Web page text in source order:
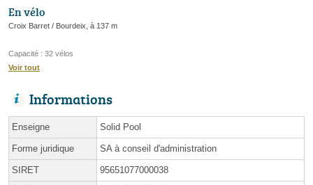
En vélo
Croix Barret / Bourdeix, à 137 m
Capacité : 32 vélos
Voir tout
Informations
Enseigne Solid Pool
Forme juridique SA à conseil d'administration
SIRET 95651077000038